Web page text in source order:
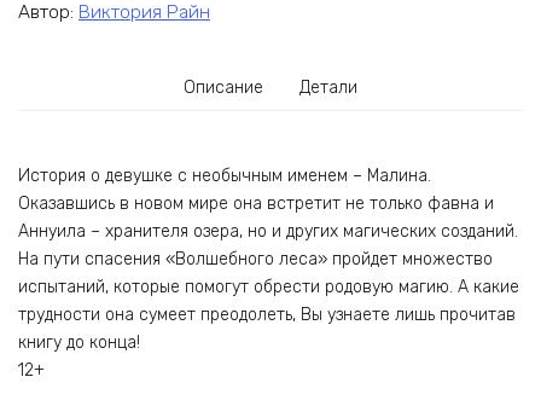
Автор: Виктория Райн
Описание Детали
История о девушке с необычным именем – Малина.
Оказавшись в новом мире она встретит не только фавна и
Аннуила – хранителя озера, но и других магических созданий.
На пути спасения «Волшебного леса» пройдет множество
испытаний, которые помогут обрести родовую магию. А какие
трудности она сумеет преодолеть, Вы узнаете лишь прочитав
книгу до конца!
12+